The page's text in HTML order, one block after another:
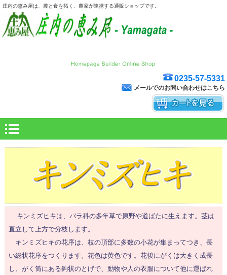
庄内の恵み屋は、農と食を拓く、農家が連携する通販ショップです。
0235-57-5331
メールでのお問い合わせはこちら
キンミズヒキは、バラ科の多年草で原野や道ばたに生えます。茎は
直立して上方で分枝します。
キンミズヒキの花序は、枝の頂部に多数の小花が集まってつき、長
い総状花序をつくります。花色は黄色です。花後にがくは大きく成長
し、がく筒にある鉤状のとげで、動物や人の衣服について他に運ばれ